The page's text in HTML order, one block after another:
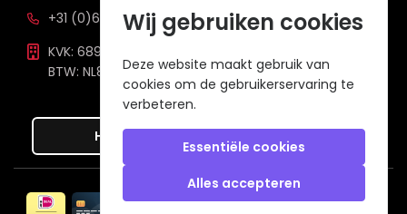
+31 (0)6 26 51 83 20
KVK: 68977387
BTW: NL857672988B01
Hier de overeenkomst ontbinden
Veilig betalen met
Wij gebruiken cookies
Deze website maakt gebruik van
cookies om de gebruikerservaring te
verbeteren.
Essentiële cookies
Alles accepteren